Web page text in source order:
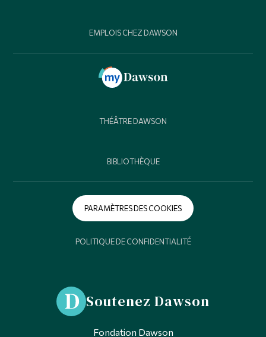
EMPLOIS CHEZ DAWSON
THÉÂTRE DAWSON
BIBLIOTHÈQUE
PARAMÈTRES DES COOKIES
POLITIQUE DE CONFIDENTIALITÉ
Soutenez Dawson
Fondation Dawson